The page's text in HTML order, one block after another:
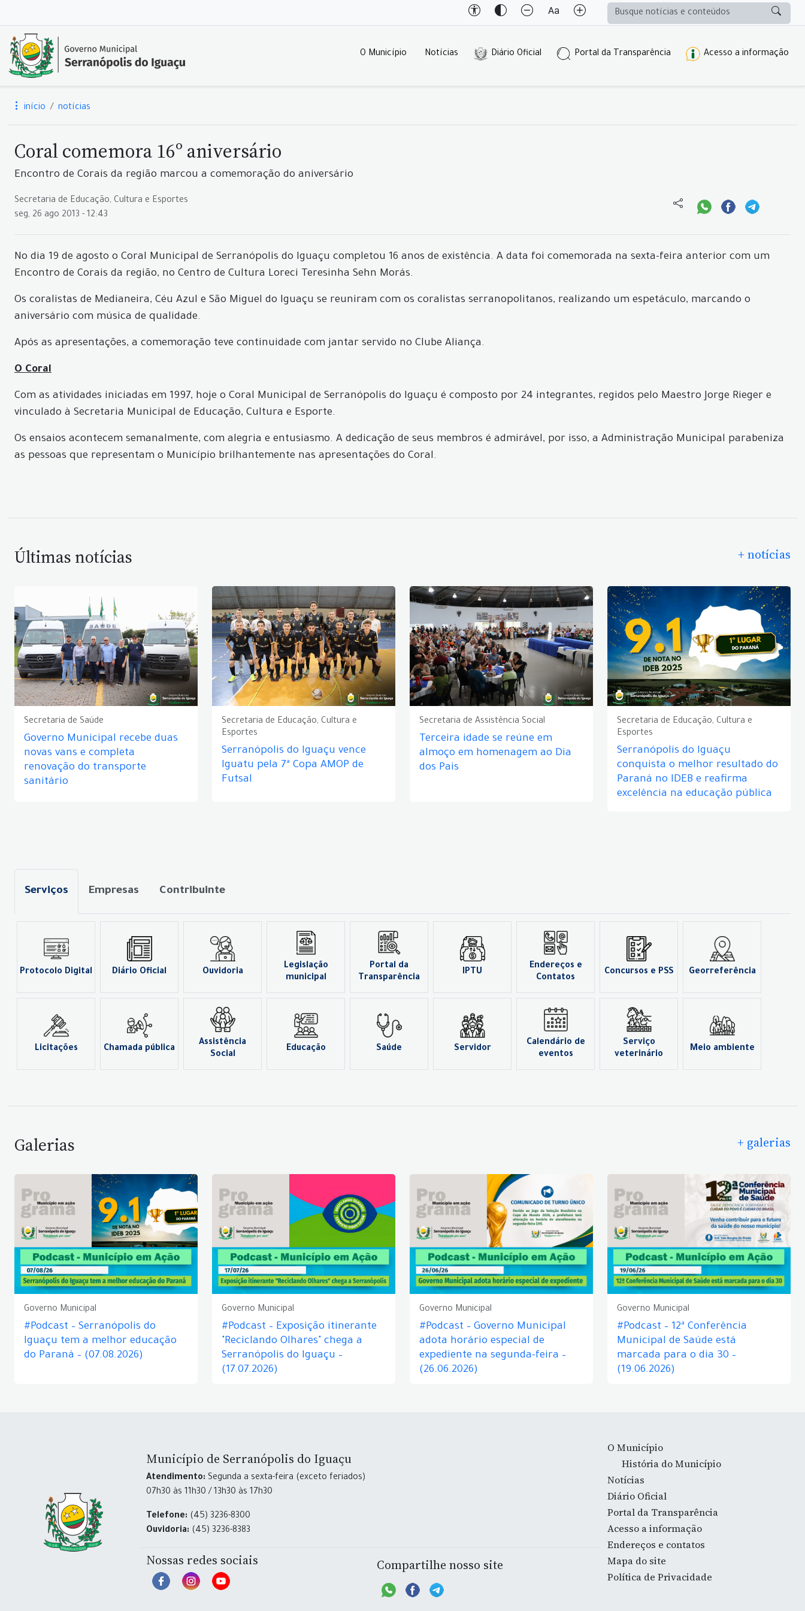
O Município Notícias Diário Oficial Portal da Transparência Acesso a informação
início notícias
Coral comemora 16º aniversário
Encontro de Corais da região marcou a comemoração do aniversário
Secretaria de Educação, Cultura e Esportes
seg, 26 ago 2013 - 12:43
No dia 19 de agosto o Coral Municipal de Serranópolis do Iguaçu completou 16 anos de existência. A data foi comemorada na sexta-feira anterior com um
Encontro de Corais da região, no Centro de Cultura Loreci Teresinha Sehn Morás.
Os coralistas de Medianeira, Céu Azul e São Miguel do Iguaçu se reuniram com os coralistas serranopolitanos, realizando um espetáculo, marcando o
aniversário com música de qualidade.
Após as apresentações, a comemoração teve continuidade com jantar servido no Clube Aliança.
O Coral
Com as atividades iniciadas em 1997, hoje o Coral Municipal de Serranópolis do Iguaçu é composto por 24 integrantes, regidos pelo Maestro Jorge Rieger e
vinculado à Secretaria Municipal de Educação, Cultura e Esporte.
Os ensaios acontecem semanalmente, com alegria e entusiasmo. A dedicação de seus membros é admirável, por isso, a Administração Municipal parabeniza
as pessoas que representam o Município brilhantemente nas apresentações do Coral.
Últimas notícias + notícias
Secretaria de Saúde
Governo Municipal recebe duas
novas vans e completa
renovação do transporte
sanitário
Secretaria de Educação, Cultura e
Esportes
Serranópolis do Iguaçu vence
Iguatu pela 7ª Copa AMOP de
Futsal
Secretaria de Assistência Social
Terceira idade se reúne em
almoço em homenagem ao Dia
dos Pais
Secretaria de Educação, Cultura e
Esportes
Serranópolis do Iguaçu
conquista o melhor resultado do
Paraná no IDEB e reafirma
excelência na educação pública
Serviços Empresas Contribuinte
Protocolo Digital Diário Oficial Ouvidoria
Legislação
municipal
Portal da
Transparência
IPTU
Endereços e
Contatos
Concursos e PSS Georreferência
Licitações Chamada pública
Assistência
Social
Educação Saúde Servidor
Calendário de
eventos
Serviço
veterinário
Meio ambiente
Galerias + galerias
Governo Municipal
#Podcast – Serranópolis do
Iguaçu tem a melhor educação
do Paraná – (07.08.2026)
Governo Municipal
#Podcast – Exposição itinerante
"Reciclando Olhares" chega a
Serranópolis do Iguaçu –
(17.07.2026)
Governo Municipal
#Podcast – Governo Municipal
adota horário especial de
expediente na segunda-feira –
(26.06.2026)
Governo Municipal
#Podcast – 12ª Conferência
Municipal de Saúde está
marcada para o dia 30 –
(19.06.2026)
Município de Serranópolis do Iguaçu
Atendimento: Segunda a sexta-feira (exceto feriados)
07h30 às 11h30 / 13h30 às 17h30
Telefone: (45) 3236-8300
Ouvidoria: (45) 3236-8383
Nossas redes sociais Compartilhe nosso site
O Município
História do Município
Notícias
Diário Oficial
Portal da Transparência
Acesso a informação
Endereços e contatos
Mapa do site
Política de Privacidade